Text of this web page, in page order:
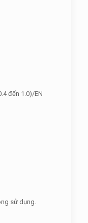
đến 1.0)/EN
sử dụng.